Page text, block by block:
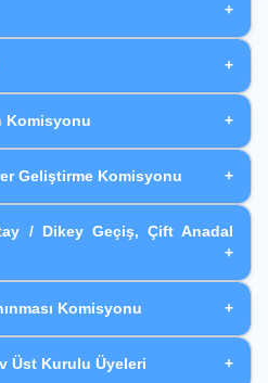
Komisyonu
Geliştirme Komisyonu
/ Dikey Geçiş, Çift Anadal
Komisyonu
Üst Kurulu Üyeleri